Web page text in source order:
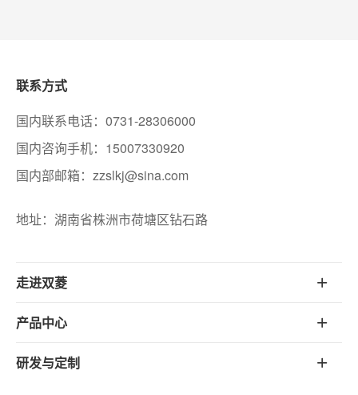
走进双菱
产品中心
研发与定制
联系方式
国内联系电话：0731-28306000
国内咨询手机：15007330920
国内部邮箱：zzslkj@sina.com
地址：湖南省株洲市荷塘区钻石路